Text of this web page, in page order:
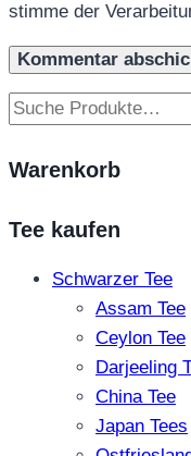
stimme der
Suchen
Warenkorb
Tee kaufen
Schwarzer Tee
Assam Tee
Ceylon Tee
Darjeeling
China Tee
Japan Tees